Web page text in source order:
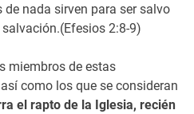
nada sirven para ser salvo
2:8-9)
miembros de estas
como los que se consideran
el rapto de la Iglesia, recién